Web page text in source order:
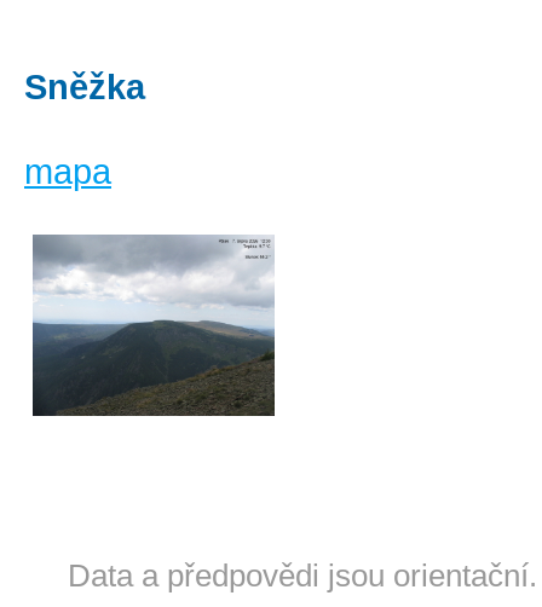
Sněžka
mapa
Data a předpovědi jsou